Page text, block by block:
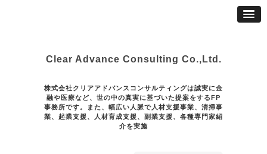
Clear Advance Consulting Co.,Ltd.
株式会社クリアアドバンスコンサルティングは誠実に金
融や医療など、世の中の真実に基づいた提案をするFP
事務所です。また、幅広い人脈で人材支援事業、清掃事
業、起業支援、人材育成支援、副業支援、各種専門家紹
介を実施